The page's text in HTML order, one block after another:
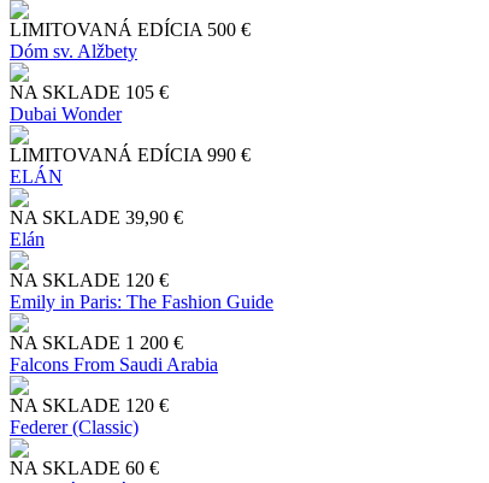
LIMITOVANÁ EDÍCIA 500 €
Dóm sv. Alžbety
NA SKLADE 105 €
Dubai Wonder
LIMITOVANÁ EDÍCIA 990 €
ELÁN
NA SKLADE 39,90 €
Elán
NA SKLADE 120 €
Emily in Paris: The Fashion Guide
NA SKLADE 1 200 €
Falcons From Saudi Arabia
NA SKLADE 120 €
Federer (Classic)
NA SKLADE 60 €